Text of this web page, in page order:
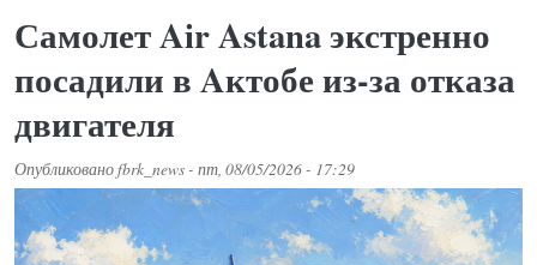
Самолет Air Astana экстренно
посадили в Aктобе из-за отказа
двигателя
Опубликованоfbrk_news- пт, 08/05/2026 - 17:29